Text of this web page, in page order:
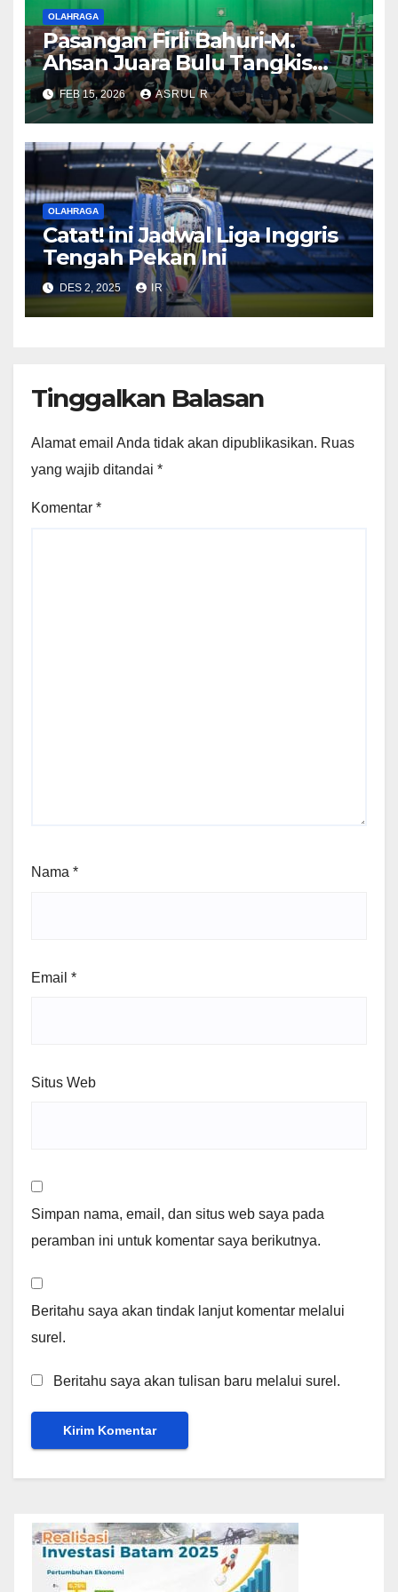
OLAHRAGA
Pasangan Firli Bahuri-M.
Ahsan Juara Bulu Tangkis
Piala Gong Xi Fa Chai 2026
FEB 15, 2026 ASRUL R
OLAHRAGA
Catat! ini Jadwal Liga Inggris
Tengah Pekan Ini
DES 2, 2025 IR
Tinggalkan Balasan
Alamat email Anda tidak akan dipublikasikan. Ruas
yang wajib ditandai *
Komentar *
Nama *
Email *
Situs Web
Simpan nama, email, dan situs web saya pada
peramban ini untuk komentar saya berikutnya.
Beritahu saya akan tindak lanjut komentar melalui
surel.
Beritahu saya akan tulisan baru melalui surel.